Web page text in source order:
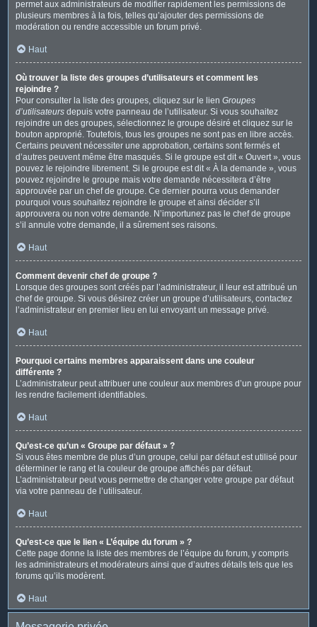
permet aux administrateurs de modifier rapidement les permissions de
plusieurs membres à la fois, telles qu’ajouter des permissions de
modération ou rendre accessible un forum privé.
Haut
Où trouver la liste des groupes d’utilisateurs et comment les
rejoindre ?
Pour consulter la liste des groupes, cliquez sur le lien Groupes
d’utilisateurs depuis votre panneau de l’utilisateur. Si vous souhaitez
rejoindre un des groupes, sélectionnez le groupe désiré et cliquez sur le
bouton approprié. Toutefois, tous les groupes ne sont pas en libre accès.
Certains peuvent nécessiter une approbation, certains sont fermés et
d’autres peuvent même être masqués. Si le groupe est dit « Ouvert », vous
pouvez le rejoindre librement. Si le groupe est dit « À la demande », vous
pouvez rejoindre le groupe mais votre demande nécessitera d’être
approuvée par un chef de groupe. Ce dernier pourra vous demander
pourquoi vous souhaitez rejoindre le groupe et ainsi décider s’il
approuvera ou non votre demande. N’importunez pas le chef de groupe
s’il annule votre demande, il a sûrement ses raisons.
Haut
Comment devenir chef de groupe ?
Lorsque des groupes sont créés par l’administrateur, il leur est attribué un
chef de groupe. Si vous désirez créer un groupe d’utilisateurs, contactez
l’administrateur en premier lieu en lui envoyant un message privé.
Haut
Pourquoi certains membres apparaissent dans une couleur
différente ?
L’administrateur peut attribuer une couleur aux membres d’un groupe pour
les rendre facilement identifiables.
Haut
Qu’est-ce qu’un « Groupe par défaut » ?
Si vous êtes membre de plus d’un groupe, celui par défaut est utilisé pour
déterminer le rang et la couleur de groupe affichés par défaut.
L’administrateur peut vous permettre de changer votre groupe par défaut
via votre panneau de l’utilisateur.
Haut
Qu’est-ce que le lien « L’équipe du forum » ?
Cette page donne la liste des membres de l’équipe du forum, y compris
les administrateurs et modérateurs ainsi que d’autres détails tels que les
forums qu’ils modèrent.
Haut